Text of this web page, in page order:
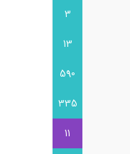
3
13
590
335
11